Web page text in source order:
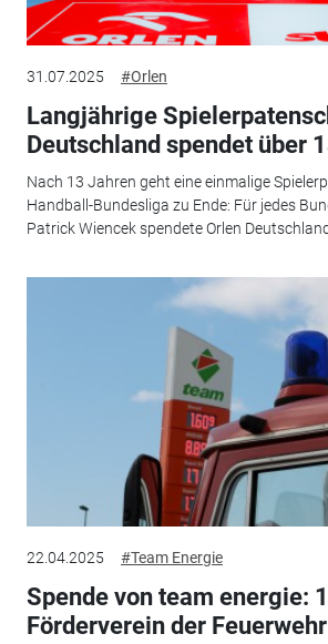
31.07.2025 #Orlen
Langjährige
Deutschland spendet über
Nach 13 Jahren geht eine einmalige
Handball-Bundesliga zu Ende: Für jedes
Patrick Wiencek spendete Orlen
22.04.2025 #Team Energie
Spende von team energie:
Förderverein der